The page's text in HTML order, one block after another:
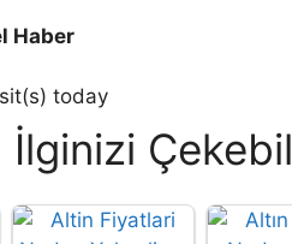
Haber
today
İlginizi